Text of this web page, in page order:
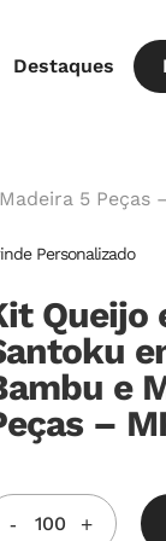
Destaques
5 Peças
Personalizado
Queijo
e
–